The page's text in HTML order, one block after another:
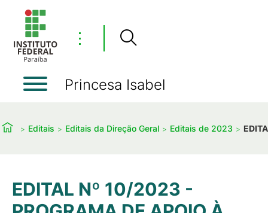
⋮
Princesa Isabel
Editais Editais da Direção Geral Editais de 2023
EDITAL Nº 10/2023 -